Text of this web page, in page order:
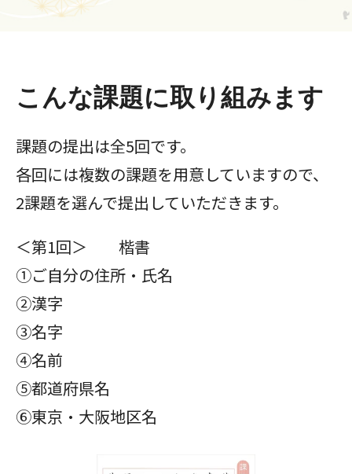
こんな課題に取り組みます
課題の提出は全5回です。
各回には複数の課題を用意していますので、
2課題を選んで提出していただきます。
＜第1回＞ 楷書
①ご自分の住所・氏名
②漢字
③名字
④名前
⑤都道府県名
⑥東京・大阪地区名